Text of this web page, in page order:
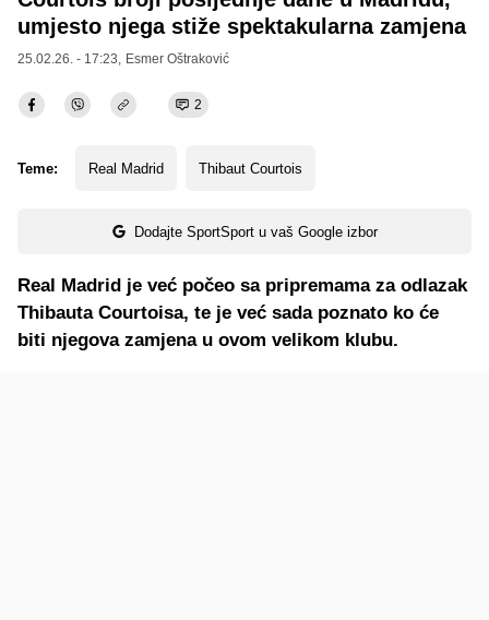
umjesto njega stiže spektakularna zamjena
25.02.26. - 17:23, Esmer Oštraković
2
Teme: Real Madrid Thibaut Courtois
Dodajte SportSport u vaš Google izbor
Real Madrid je već počeo sa pripremama za odlazak
Thibauta Courtoisa, te je već sada poznato ko će
biti njegova zamjena u ovom velikom klubu.